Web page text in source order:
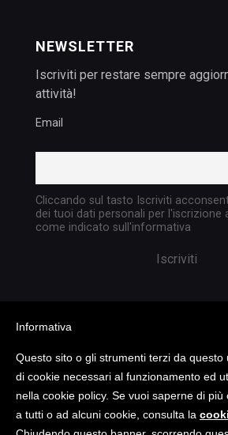
NEWSLETTER
Iscriviti per restare sempre
attività!
Email
Cliccando sul tasto Iscriviti
dei tuoi dati personali per l'iscrizione
come indicato sull'informativa
Copyright @ 2023 TATTICA
reserved | P.I.
Informativa
Questo sito o gli strumenti terzi da questo
di cookie necessari al funzionamento ed
nella cookie policy. Se vuoi saperne di
a tutti o ad alcuni cookie, consulta la